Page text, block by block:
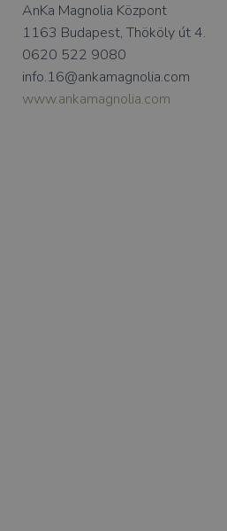
AnKa Magnolia Központ
1163 Budapest, Thököly út 4.
0620 522 9080
info.16@ankamagnolia.com
www.ankamagnolia.com